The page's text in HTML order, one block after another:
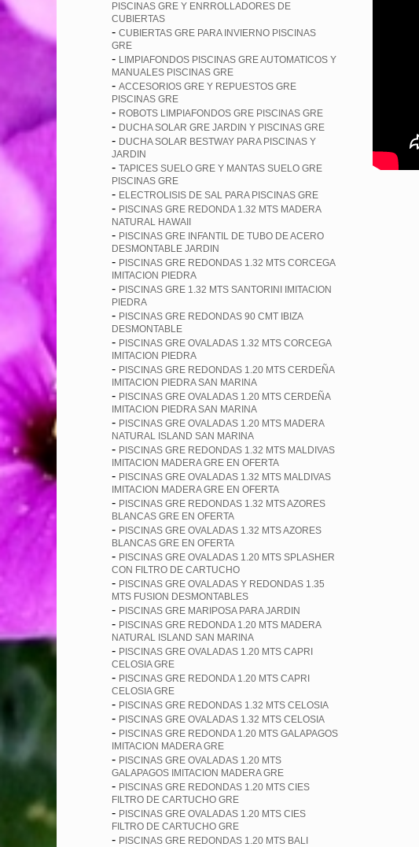
PISCINAS GRE Y ENRROLLADORES DE
CUBIERTAS
- CUBIERTAS GRE PARA INVIERNO PISCINAS
GRE
- LIMPIAFONDOS PISCINAS GRE AUTOMATICOS Y
MANUALES PISCINAS GRE
- ACCESORIOS GRE Y REPUESTOS GRE
PISCINAS GRE
- ROBOTS LIMPIAFONDOS GRE PISCINAS GRE
- DUCHA SOLAR GRE JARDIN Y PISCINAS GRE
- DUCHA SOLAR BESTWAY PARA PISCINAS Y
JARDIN
- TAPICES SUELO GRE Y MANTAS SUELO GRE
PISCINAS GRE
- ELECTROLISIS DE SAL PARA PISCINAS GRE
- PISCINAS GRE REDONDA 1.32 MTS MADERA
NATURAL HAWAII
- PISCINAS GRE INFANTIL DE TUBO DE ACERO
DESMONTABLE JARDIN
- PISCINAS GRE REDONDAS 1.32 MTS CORCEGA
IMITACION PIEDRA
- PISCINAS GRE 1.32 MTS SANTORINI IMITACION
PIEDRA
- PISCINAS GRE REDONDAS 90 CMT IBIZA
DESMONTABLE
- PISCINAS GRE OVALADAS 1.32 MTS CORCEGA
IMITACION PIEDRA
- PISCINAS GRE REDONDAS 1.20 MTS CERDEÑA
IMITACION PIEDRA SAN MARINA
- PISCINAS GRE OVALADAS 1.20 MTS CERDEÑA
IMITACION PIEDRA SAN MARINA
- PISCINAS GRE OVALADAS 1.20 MTS MADERA
NATURAL ISLAND SAN MARINA
- PISCINAS GRE REDONDAS 1.32 MTS MALDIVAS
IMITACION MADERA GRE EN OFERTA
- PISCINAS GRE OVALADAS 1.32 MTS MALDIVAS
IMITACION MADERA GRE EN OFERTA
- PISCINAS GRE REDONDAS 1.32 MTS AZORES
BLANCAS GRE EN OFERTA
- PISCINAS GRE OVALADAS 1.32 MTS AZORES
BLANCAS GRE EN OFERTA
- PISCINAS GRE OVALADAS 1.20 MTS SPLASHER
CON FILTRO DE CARTUCHO
- PISCINAS GRE OVALADAS Y REDONDAS 1.35
MTS FUSION DESMONTABLES
- PISCINAS GRE MARIPOSA PARA JARDIN
- PISCINAS GRE REDONDA 1.20 MTS MADERA
NATURAL ISLAND SAN MARINA
- PISCINAS GRE OVALADAS 1.20 MTS CAPRI
CELOSIA GRE
- PISCINAS GRE REDONDA 1.20 MTS CAPRI
CELOSIA GRE
- PISCINAS GRE REDONDAS 1.32 MTS CELOSIA
- PISCINAS GRE OVALADAS 1.32 MTS CELOSIA
- PISCINAS GRE REDONDA 1.20 MTS GALAPAGOS
IMITACION MADERA GRE
- PISCINAS GRE OVALADAS 1.20 MTS
GALAPAGOS IMITACION MADERA GRE
- PISCINAS GRE REDONDAS 1.20 MTS CIES
FILTRO DE CARTUCHO GRE
- PISCINAS GRE OVALADAS 1.20 MTS CIES
FILTRO DE CARTUCHO GRE
- PISCINAS GRE REDONDAS 1.20 MTS BALI